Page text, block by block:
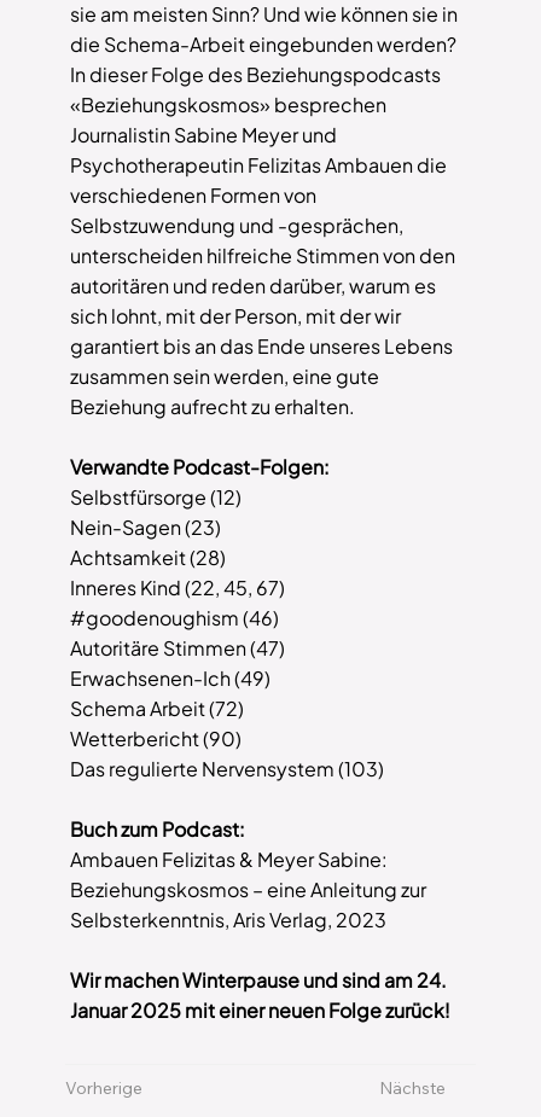
sie am meisten Sinn? Und wie können sie in
die Schema-Arbeit eingebunden werden?
In dieser Folge des Beziehungspodcasts
«Beziehungskosmos» besprechen
Journalistin Sabine Meyer und
Psychotherapeutin Felizitas Ambauen die
verschiedenen Formen von
Selbstzuwendung und -gesprächen,
unterscheiden hilfreiche Stimmen von den
autoritären und reden darüber, warum es
sich lohnt, mit der Person, mit der wir
garantiert bis an das Ende unseres Lebens
zusammen sein werden, eine gute
Beziehung aufrecht zu erhalten.
Verwandte Podcast-Folgen:
Selbstfürsorge (12)
Nein-Sagen (23)
Achtsamkeit (28)
Inneres Kind (22, 45, 67)
#goodenoughism (46)
Autoritäre Stimmen (47)
Erwachsenen-Ich (49)
Schema Arbeit (72)
Wetterbericht (90)
Das regulierte Nervensystem (103)
Buch zum Podcast:
Ambauen Felizitas & Meyer Sabine:
Beziehungskosmos – eine Anleitung zur
Selbsterkenntnis, Aris Verlag, 2023
Wir machen Winterpause und sind am 24.
Januar 2025 mit einer neuen Folge zurück!
Vorherige Nächste